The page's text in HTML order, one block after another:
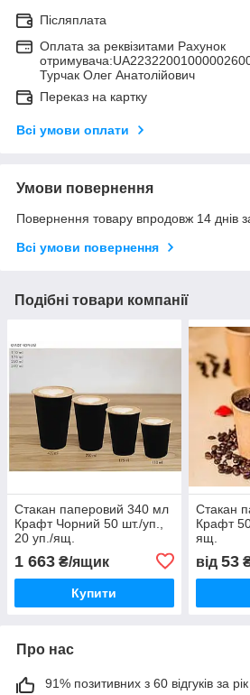
Післяплата
Оплата за реквізитами Рахунок
Турчак Олег Анатолійович
Переказ на картку
Всі умови оплати
Умови повернення
Повернення товару впродовж 14 днів
Всі умови повернення
Подібні товари компанії
Стакан паперовий 340 мл
Крафт Чорний 50 шт./уп.,
20 уп./ящ.
1 663 ₴/ящик
Купити
Стакан
Крафт
ящ.
від 53
Про нас
91% позитивних з 60 відгуків за рік